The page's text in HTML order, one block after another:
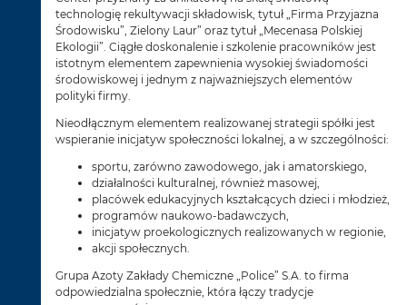
technologię rekultywacji składowisk, tytuł „Firma Przyjazna
Środowisku”, Zielony Laur” oraz tytuł „Mecenasa Polskiej
Ekologii”. Ciągłe doskonalenie i szkolenie pracowników jest
istotnym elementem zapewnienia wysokiej świadomości
środowiskowej i jednym z najważniejszych elementów
polityki firmy.
Nieodłącznym elementem realizowanej strategii spółki jest
wspieranie inicjatyw społeczności lokalnej, a w szczególności:
sportu, zarówno zawodowego, jak i amatorskiego,
działalności kulturalnej, również masowej,
placówek edukacyjnych kształcących dzieci i młodzież,
programów naukowo-badawczych,
inicjatyw proekologicznych realizowanych w regionie,
akcji społecznych.
Grupa Azoty Zakłady Chemiczne „Police” S.A. to firma
odpowiedzialna społecznie, która łączy tradycje